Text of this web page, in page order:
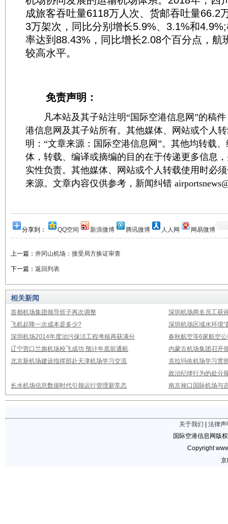
成旅客吞吐量6118万人次、货邮吞吐量66.2
3万架次，同比分别增长5.9%、3.1%和
率达到88.43%，同比增长2.08个百分点，航
较高水平。
免责声明：
凡本站及其子站注明“国际空港信息网”的稿件
港信息网及其子站所有。其他媒体、网站或个人
明：“文章来源：国际空港信息网”。其他均转载
体，转载、编译或摘编的目的在于传递更多信息
实性负责。其他媒体、网站或个人转载使用时必
来源。文章内容仅供参考，新闻纠错
分享到： QQ空间 新浪微博 腾讯微博 人人网 网易微博
上一篇： 井冈山机场：接受局方换证审查
下一篇： 返回列表
相关新闻
首都机场集团领导班子再次调整
深圳机场两名员工获
飞机起降一次成本是多少?
深圳机场区域水环境“
深圳机场2014年度治污保洁工程考核再获满分
春秋航空等6家航空
辽宁营口兰旗机场校飞成功 预计年底前通航
内蒙古机场集团召开
北京新机场建设指挥部赴天津机场学习交流
克拉玛依机场学习贯
政治纪律行为的处分
长水机场信息数据时代引领运行管理新常态
南京禄口国际机场与
关于我们
法律声
国际空港信息网版
Copyright